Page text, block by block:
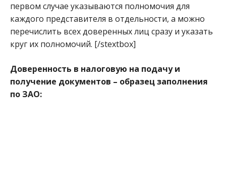
первом случае указываются полномочия для
каждого представителя в отдельности, а можно
перечислить всех доверенных лиц сразу и указать
круг их полномочий. [/stextbox]
Доверенность в налоговую на подачу и
получение документов – образец заполнения
по ЗАО: